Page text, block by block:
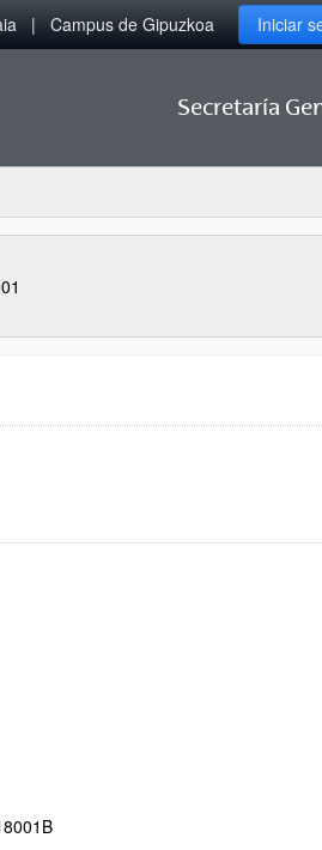
Campus de Gipuzkoa Iniciar
Secretaría